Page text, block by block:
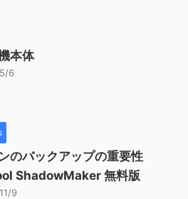
本体
6
のバックアップの重要性
ShadowMaker 無料版
9